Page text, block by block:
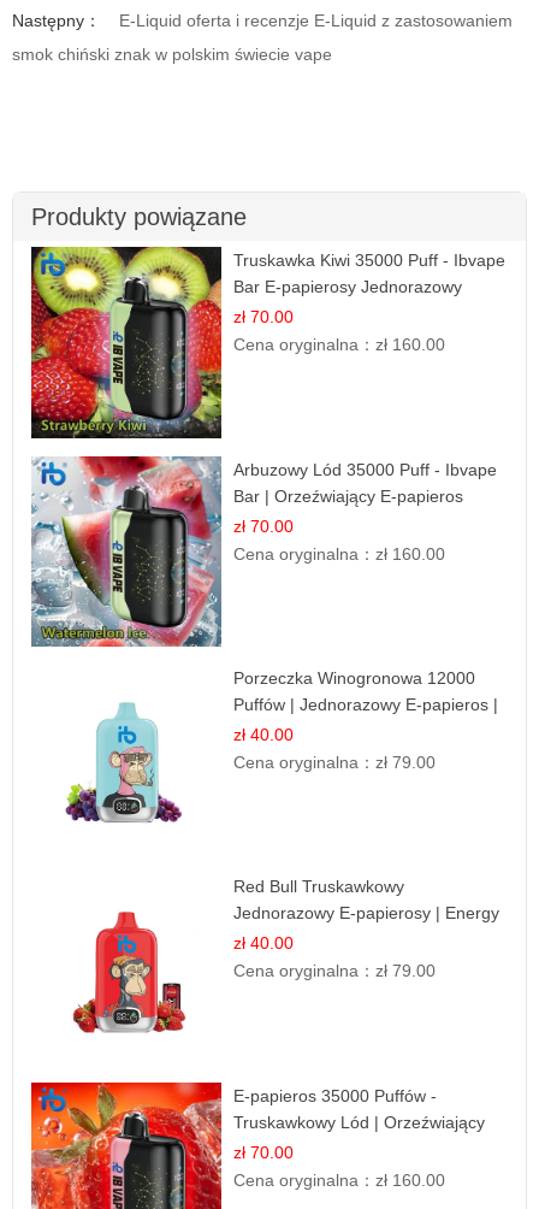
Następny：
E-Liquid oferta i recenzje E-Liquid z zastosowaniem
smok chiński znak w polskim świecie vape
Produkty powiązane
Truskawka Kiwi 35000 Puff - Ibvape
Bar E-papierosy Jednorazowy
zł 70.00
Cena oryginalna：zł 160.00
Arbuzowy Lód 35000 Puff - Ibvape
Bar | Orzeźwiający E-papieros
Jednorazowy
zł 70.00
Cena oryginalna：zł 160.00
Porzeczka Winogronowa 12000
Puffów | Jednorazowy E-papieros |
Owocowy Miks
zł 40.00
Cena oryginalna：zł 79.00
Red Bull Truskawkowy
Jednorazowy E-papierosy | Energy
Drink Smak
zł 40.00
Cena oryginalna：zł 79.00
E-papieros 35000 Puffów -
Truskawkowy Lód | Orzeźwiający
Smak
zł 70.00
Cena oryginalna：zł 160.00